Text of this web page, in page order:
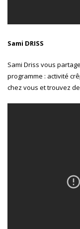
Sami DRISS
Sami Driss vous
programme : activité
chez vous et trouvez